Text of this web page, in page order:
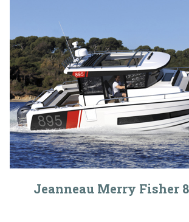
Jeanneau Merry Fisher